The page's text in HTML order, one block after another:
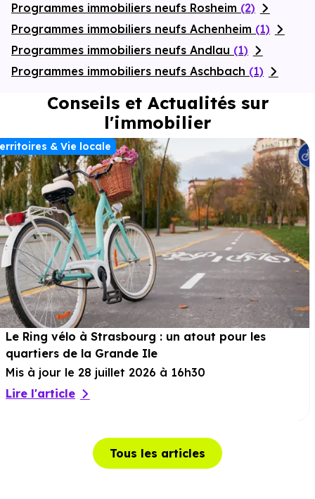
Programmes immobiliers neufs Rosheim (2)
Programmes immobiliers neufs Achenheim (1)
Programmes immobiliers neufs Andlau (1)
Programmes immobiliers neufs Aschbach (1)
Conseils et Actualités sur
l'immobilier
& Vie locale
Le Ring vélo à Strasbourg : un atout pour les
quartiers de la Grande Ile
Mis à jour le 28 juillet 2026 à 16h30
Lire l'article
Tous les articles